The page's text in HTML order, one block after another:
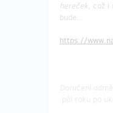
hereček, což i
bude...
https://